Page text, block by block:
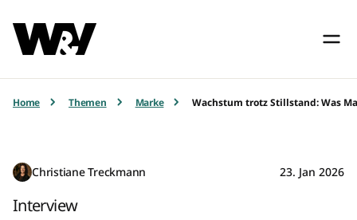
Home Themen Marke Wachstum trotz Stillstand: Was
Christiane Treckmann 23. Jan 2026
Interview